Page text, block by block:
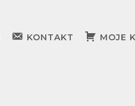
KONTAKT MOJE